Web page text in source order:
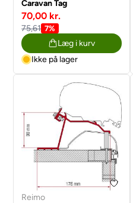
Caravan Tag
70,00 kr.
75,61 7%
Læg i kurv
Ikke på lager
Reimo